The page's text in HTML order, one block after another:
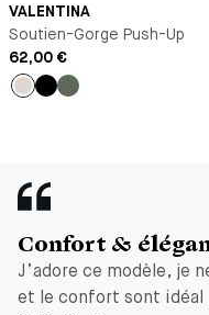
VALENTINA
Soutien-Gorge Push-Up
62,00 €
Confort &
J’adore ce modèle, je
et le confort sont idéal